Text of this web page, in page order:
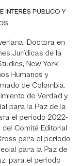
INTERÉS PÚBLICO Y
Doctora en
Jurídicas de la
New York
Humanos y
de Colombia.
de Verdad y
para la Paz de la
el periodo 2022-
Comité Editorial
para el periodo
para la Paz de
para el periodo